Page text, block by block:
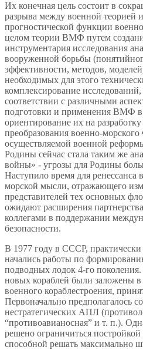
Их конечная цель состоит в
разрыва между военной теорией
прогностической функции
целом теории ВМФ путем
инструментария исследования
вооруженной борьбы
эффективности, методов,
необходимых для этого
комплексирование
соответствии с различными
подготовки и применения ВМФ в
ориентирование их на
преобразования военно-морского
осуществляемой военной
Родины сейчас стала таким же
войны» - угрозы для Родины
Наступило время для ренессанса
морской мысли, отражающего
представителей тех основных
ожидают расширения
коллегами в поддержании
безопасности.
В 1977 году в СССР,
начались работы по
подводных лодок 4-го
новых кораблей были заложены
военного кораблестроения,
Первоначально предполагалось
нестратегических АПЛ
“противоавианосная” и т. п.).
решено ограничиться
способной решать максимально